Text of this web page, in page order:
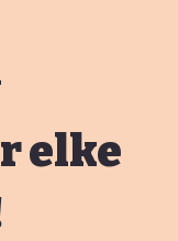
elke